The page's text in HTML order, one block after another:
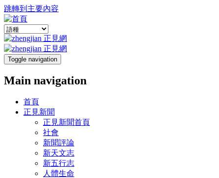
跳轉到主要內容
Toggle navigation
Main navigation
首頁
正見新聞
正見新聞首頁
社會
新聞評論
新天文志
新五行志
人體生命